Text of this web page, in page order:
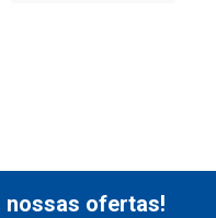
nossas ofertas!